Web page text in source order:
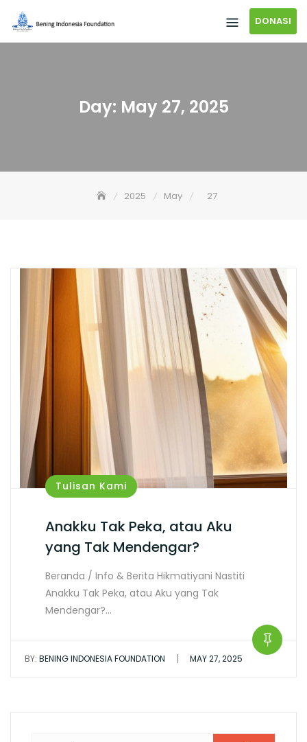
DONASI
Day: May 27, 2025
2025 May 27
Tulisan Kami
Anakku Tak Peka, atau Aku
yang Tak Mendengar?
Beranda / Info & Berita Hikmatiyani Nastiti
Anakku Tak Peka, atau Aku yang Tak
Mendengar?…
BY: BENING INDONESIA FOUNDATION | MAY 27, 2025